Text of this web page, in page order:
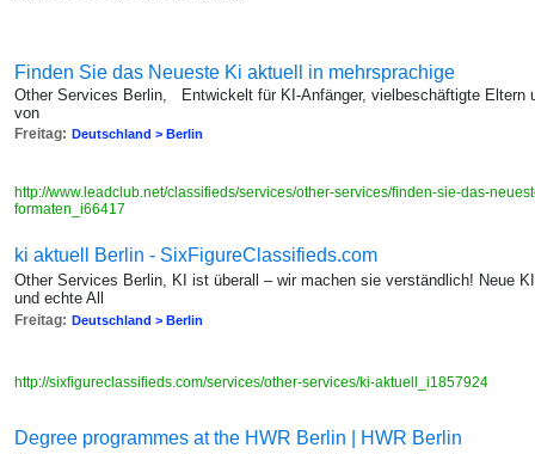
Finden Sie das Neueste Ki aktuell in mehrsprachige
Other Services Berlin, Entwickelt für KI-Anfänger, vielbeschäftigte Eltern
von
Freitag: Deutschland > Berlin
http://www.leadclub.net/classifieds/services/other-services/finden-sie-das-
formaten_i66417
ki aktuell Berlin - SixFigureClassifieds.com
Other Services Berlin, KI ist überall – wir machen sie verständlich! Neue
und echte All
Freitag: Deutschland > Berlin
http://sixfigureclassifieds.com/services/other-services/ki-aktuell_i1857924
Degree programmes at the HWR Berlin | HWR Berlin